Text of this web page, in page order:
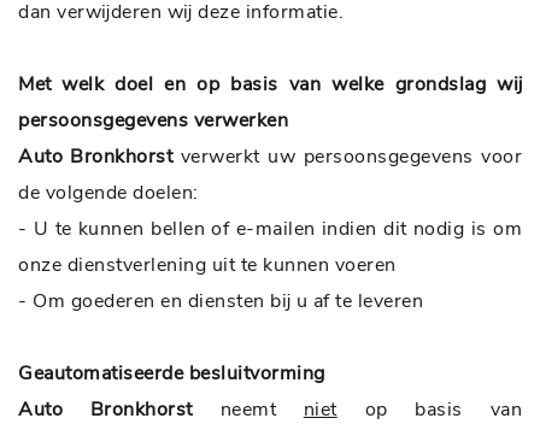
dan verwijderen wij deze informatie.
Met welk doel en op basis van welke grondslag wij
persoonsgegevens verwerken
Auto Bronkhorstverwerkt uw persoonsgegevens voor
de volgende doelen:
- U te kunnen bellen of e-mailen indien dit nodig is om
onze dienstverlening uit te kunnen voeren
- Om goederen en diensten bij u af te leveren
Geautomatiseerde besluitvorming
Auto Bronkhorstneemt nietop basis van